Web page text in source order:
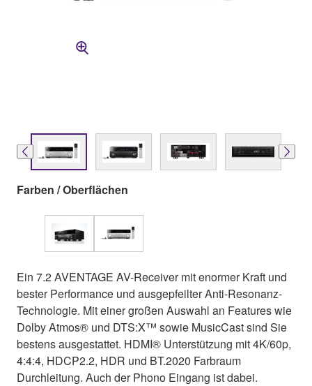
Farben / Oberflächen
Ein 7.2 AVENTAGE AV-Receiver mit enormer Kraft und
bester Performance und ausgepfeilter Anti-Resonanz-
Technologie. Mit einer großen Auswahl an Features wie
Dolby Atmos® und DTS:X™ sowie MusicCast sind Sie
bestens ausgestattet. HDMI® Unterstützung mit 4K/60p,
4:4:4, HDCP2.2, HDR und BT.2020 Farbraum
Durchleitung. Auch der Phono Eingang ist dabei.